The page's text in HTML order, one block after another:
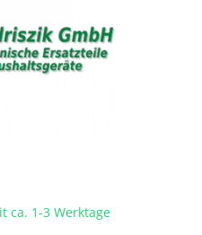
ca. 1-3 Werktage